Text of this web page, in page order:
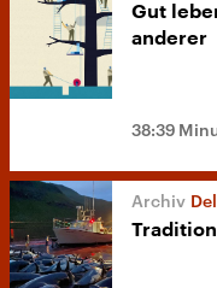
Gut
anderer
38:39